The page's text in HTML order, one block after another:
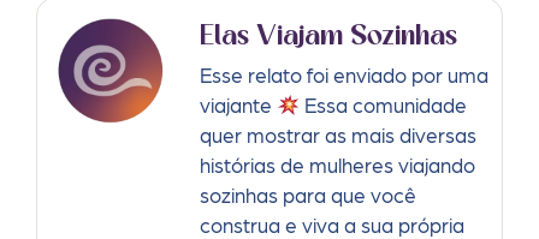
Elas Viajam Sozinhas
Esse relato foi enviado por uma
viajante
Essa comunidade
quer mostrar as mais diversas
histórias de mulheres viajando
sozinhas para que você
construa e viva a sua própria